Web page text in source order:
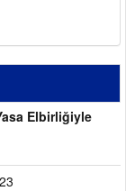
Elbirliğiyle